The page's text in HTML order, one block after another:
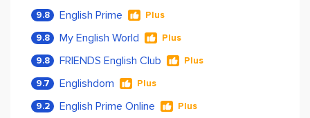
9.8 English Prime Plus
9.8 My English World Plus
9.8 FRIENDS English Club Plus
9.7 Englishdom Plus
9.2 English Prime Online Plus